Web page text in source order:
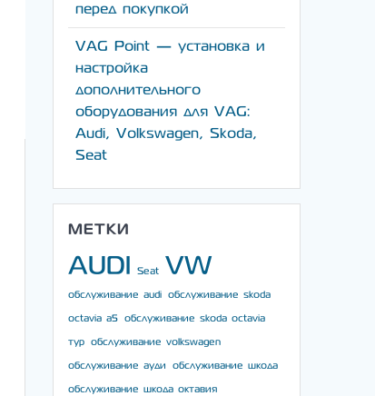
перед покупкой
VAG Point — установка и
настройка
дополнительного
оборудования для VAG:
Audi, Volkswagen, Skoda,
Seat
МЕТКИ
AUDI Seat VW
обслуживание audi обслуживание skoda
octavia a5 обслуживание skoda octavia
тур обслуживание volkswagen
обслуживание ауди обслуживание шкода
обслуживание шкода октавия